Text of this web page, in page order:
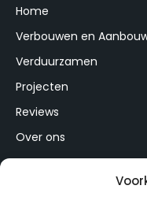
Home
Verbouwen en
Verduurzamen
Projecten
Reviews
Over ons